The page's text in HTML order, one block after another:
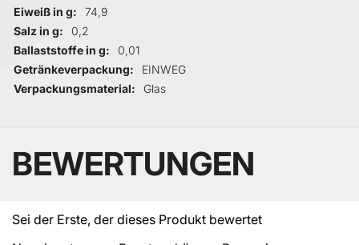
Eiweiß in g
74,9
Salz in g
0,2
Ballaststoffe in g
0,01
Getränkeverpackung
EINWEG
Verpackungsmaterial
Glas
BEWERTUNGEN
Sei der Erste, der dieses Produkt bewertet